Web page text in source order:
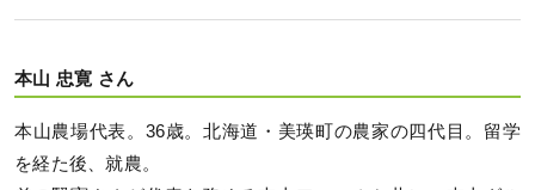
本山 忠寛 さん
本山農場代表。36歳。北海道・美瑛町の農家の四代目。留学
を経た後、就農。